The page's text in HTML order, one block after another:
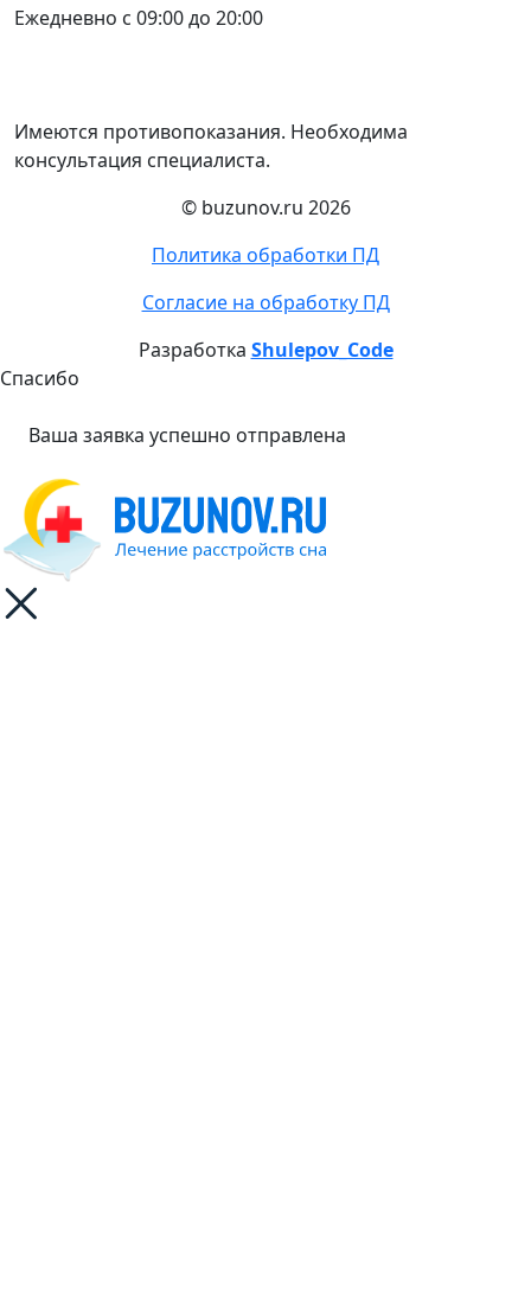
Ежедневно с 09:00 до 20:00
Имеются противопоказания. Необходима
консультация специалиста.
© buzunov.ru 2026
Политика обработки ПД
Согласие на обработку ПД
Разработка Shulepov_Code
Спасибо
Ваша заявка успешно отправлена